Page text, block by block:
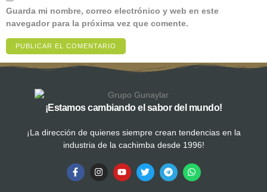
Guarda mi nombre, correo electrónico y web en este
navegador para la próxima vez que comente.
¡Estamos cambiando el sabor del mundo!
¡La dirección de quienes siempre crean tendencias en la
industria de la cachimba desde 1996!